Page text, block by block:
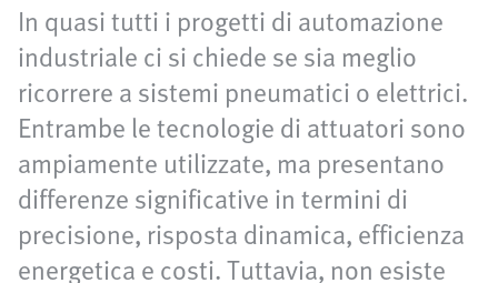
In quasi tutti i progetti di automazione
industriale ci si chiede se sia meglio
ricorrere a sistemi pneumatici o elettrici.
Entrambe le tecnologie di attuatori sono
ampiamente utilizzate, ma presentano
differenze significative in termini di
precisione, risposta dinamica, efficienza
energetica e costi. Tuttavia, non esiste